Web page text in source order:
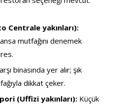
Centrale yakınları):
mutfağını denemek
binasında yer alır; şık
dikkat çeker.
(Uffizi yakınları): Küçük